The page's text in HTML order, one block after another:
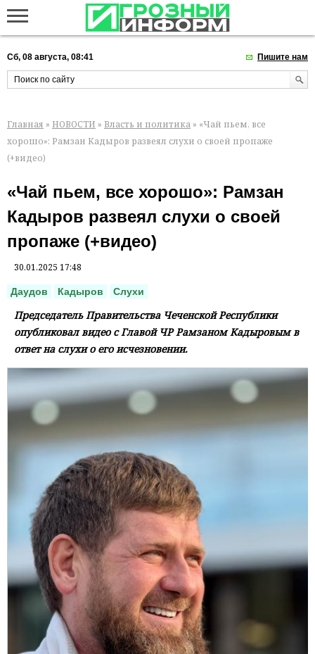
Сб, 08 августа, 08:41 Пишите нам
Главная » НОВОСТИ » Власть и политика » «Чай пьем, все
хорошо»: Рамзан Кадыров развеял слухи о своей пропаже
(+видео)
«Чай пьем, все хорошо»: Рамзан
Кадыров развеял слухи о своей
пропаже (+видео)
30.01.2025 17:48
Даудов Кадыров Слухи
Председатель Правительства Чеченской Республики
опубликовал видео с Главой ЧР Рамзаном Кадыровым в
ответ на слухи о его исчезновении.